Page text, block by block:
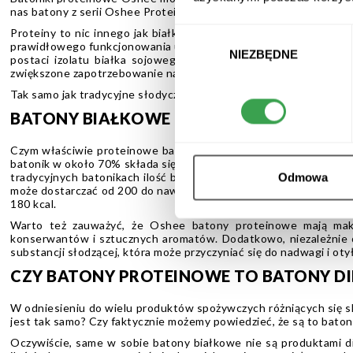
Wybór
zgody
NIEZBĘDNE
Odmowa
nas batony z serii Oshee Protein Bar?
Proteiny to nic innego jak białka będące głównym budulcem
prawidłowego funkcjonowania układu hormonalnego czy
postaci izolatu białka sojowego, izolatu białka mleka, izolatu
zwiększone zapotrzebowanie na białko.
Tak samo jak tradycyjne słodycze, batoniki białkowe są
BATONY BIAŁKOWE PROTEINOWE –
Czym właściwie proteinowe batony różnią się od zwykłych,
batonik w około 70% składa się z węglowodanów, których
tradycyjnych batonikach ilość białka wynosi zaledwie kilka g
może dostarczać od 200 do nawet 300 kcal, co – pod
180 kcal.
Warto też zauważyć, że Oshee batony proteinowe mają
konserwantów i sztucznych aromatów. Dodatkowo,
substancji słodzącej, która może przyczyniać się do nadwagi i
CZY BATONY PROTEINOWE TO BATONY
W odniesieniu do wielu produktów spożywczych różniących się
jest tak samo? Czy faktycznie możemy powiedzieć, że są to
Oczywiście, same w sobie batony białkowe nie są produktami